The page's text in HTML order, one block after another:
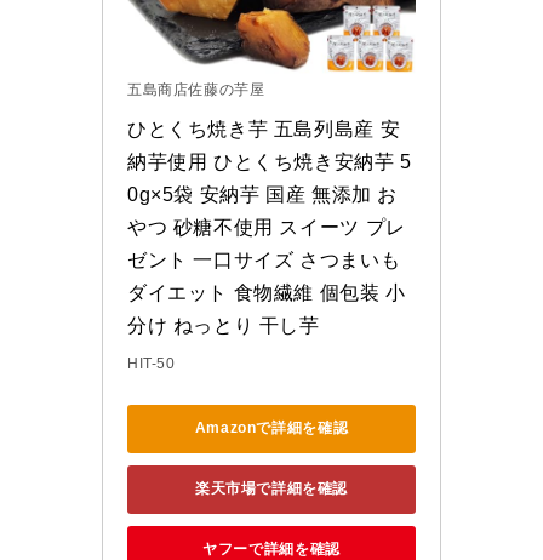
五島商店佐藤の芋屋
ひとくち焼き芋 五島列島産 安
納芋使用 ひとくち焼き安納芋 5
0g×5袋 安納芋 国産 無添加 お
やつ 砂糖不使用 スイーツ プレ
ゼント 一口サイズ さつまいも
ダイエット 食物繊維 個包装 小
分け ねっとり 干し芋
HIT-50
Amazonで詳細を確認
楽天市場で詳細を確認
ヤフーで詳細を確認